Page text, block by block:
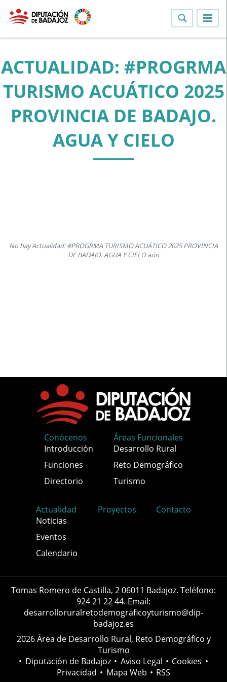
ACTUALIDAD: #PROGRMA
TURISMO ACUÁTICO 2025
PROVINCIA DE BADAJO.
AGUA Y CIELO
No hay Actualidad: #PROGRMA TURISMO ACUÁTICO 2025 PROVINCIA
DE BADAJO. AGUA Y CIELO aún
Conócenos
Introducción
Funciones
Directorio
Áreas Funcionales
Desarrollo Rural
Reto Demográfico
Turismo
Actualidad
Noticias
Eventos
Calendario
Proyectos Contacto
Tomas Romero de Castilla, 2 06011 Badajoz. Teléfono:
924 21 22 44. Email:
desarrolloruralretodemograficoyturismo@dip-
badajoz.es
2026 Área de Desarrollo Rural, Reto Demográfico y
Turismo
• Diputación de Badajoz • Aviso Legal • Cookies •
Privacidad • Mapa Web • RSS